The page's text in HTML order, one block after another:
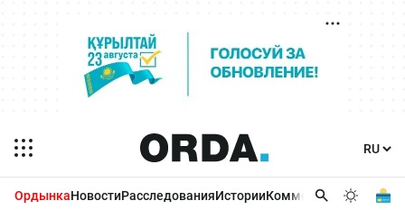
ОрдынкаНовостиРасследованияИсторииКомментарииБизнес